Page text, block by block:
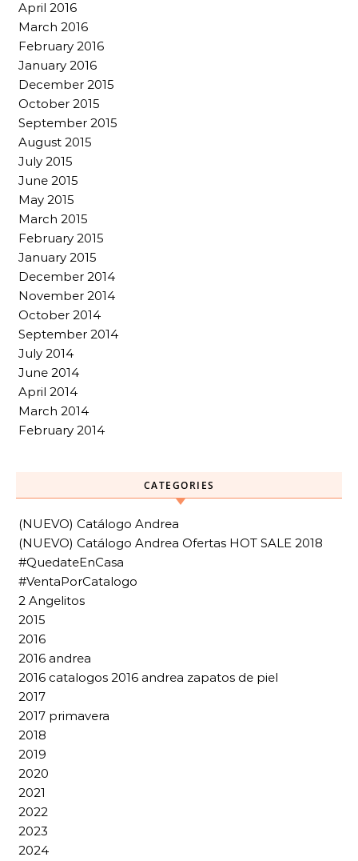
April 2016
March 2016
February 2016
January 2016
December 2015
October 2015
September 2015
August 2015
July 2015
June 2015
May 2015
March 2015
February 2015
January 2015
December 2014
November 2014
October 2014
September 2014
July 2014
June 2014
April 2014
March 2014
February 2014
CATEGORIES
(NUEVO) Catálogo Andrea
(NUEVO) Catálogo Andrea Ofertas HOT SALE 2018
#QuedateEnCasa
#VentaPorCatalogo
2 Angelitos
2015
2016
2016 andrea
2016 catalogos 2016 andrea zapatos de piel
2017
2017 primavera
2018
2019
2020
2021
2022
2023
2024